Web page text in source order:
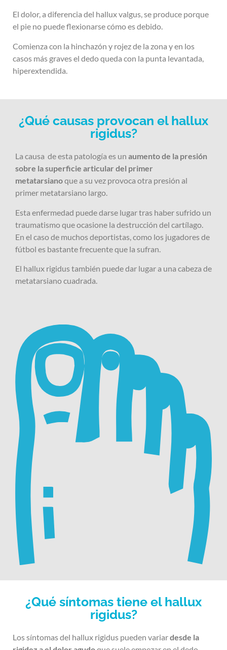
El dolor, a diferencia del hallux valgus, se produce porque
el pie no puede flexionarse cómo es debido.
Comienza con la hinchazón y rojez de la zona y en los
casos más graves el dedo queda con la punta levantada,
hiperextendida.
¿Qué causas provocan el hallux
rigidus?
La causa de esta patología es un aumento de la presión
sobre la superficie articular del primer
metatarsianoque a su vez provoca otra presión al
primer metatarsiano largo.
Esta enfermedad puede darse lugar tras haber sufrido un
traumatismo que ocasione la destrucción del cartílago.
En el caso de muchos deportistas, como los jugadores de
fútbol es bastante frecuente que la sufran.
El hallux rigidus también puede dar lugar a una cabeza de
metatarsiano cuadrada.
¿Qué síntomas tiene el hallux
rigidus?
Los síntomas del hallux rigidus pueden variardesde la